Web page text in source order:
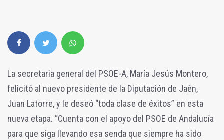
La secretaria general del PSOE-A, María Jesús Montero,
felicitó al nuevo presidente de la Diputación de Jaén,
Juan Latorre, y le deseó “toda clase de éxitos” en esta
nueva etapa. “Cuenta con el apoyo del PSOE de Andalucía
para que siga llevando esa senda que siempre ha sido